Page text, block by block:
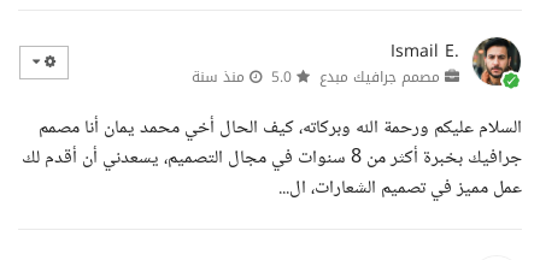
Ismail E.
مصمم جرافيك مبدع منذ سنة
السلام عليكم ورحمة الله وبركاته، كيف الحال أخي محمد يمان أنا مصمم
جرافيك بخبرة أكثر من 8 سنوات في مجال التصميم، يسعدني أن أقدم لك
عمل مميز في تصميم الشعارات، ال...